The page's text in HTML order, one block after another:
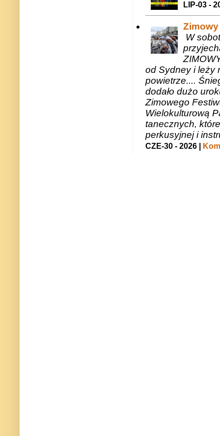
LIP-03 -
W
od Sydney i leży
powietrze....
dodało dużo
Zimowego
Wielokulturową
tanecznych,
perkusyjnej i
CZE-30 - 2026 |